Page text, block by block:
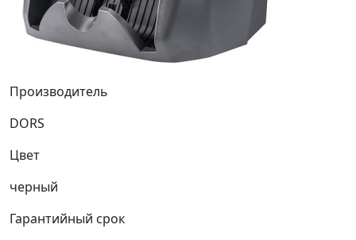
Производитель
DORS
Цвет
черный
Гарантийный срок